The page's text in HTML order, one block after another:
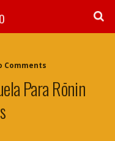
Comments
Para Rōnin